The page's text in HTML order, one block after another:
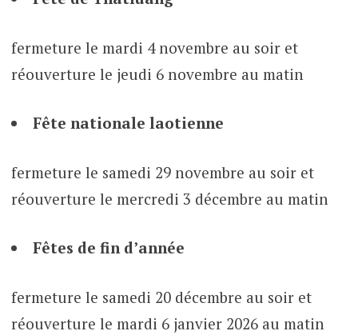
fermeture le mardi 4 novembre au soir et
réouverture le jeudi 6 novembre au matin
Fête nationale laotienne
fermeture le samedi 29 novembre au soir et
réouverture le mercredi 3 décembre au matin
Fêtes de fin d’année
fermeture le samedi 20 décembre au soir et
réouverture le mardi 6 janvier 2026 au matin